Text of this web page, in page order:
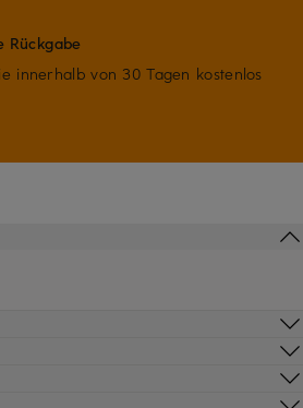
Rückgabe
innerhalb von 30 Tagen kostenlos